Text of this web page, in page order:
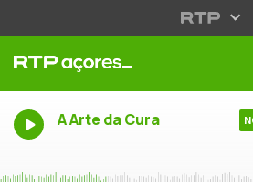
A Arte da Cura